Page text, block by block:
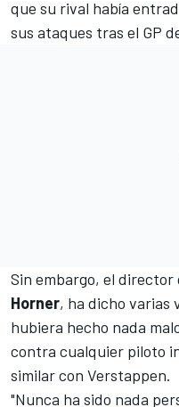
que su rival había
sus ataques tras el GP
Sin embargo, el director
Horner, ha dicho varias
hubiera hecho nada
contra cualquier piloto
similar con Verstappen.
"Nunca ha sido nada